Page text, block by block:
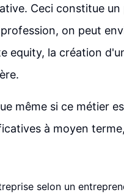
Ceci constitue
on peut
equity, la création
même si ce métier
à moyen